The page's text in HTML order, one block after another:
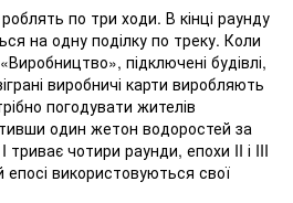
по три ходи. В кінці раунду
на одну поділку по треку. Коли
підключені будівлі,
виробничі карти виробляють
погодувати жителів
один жетон водоростей за
триває чотири раунди, епохи II і III
використовуються свої